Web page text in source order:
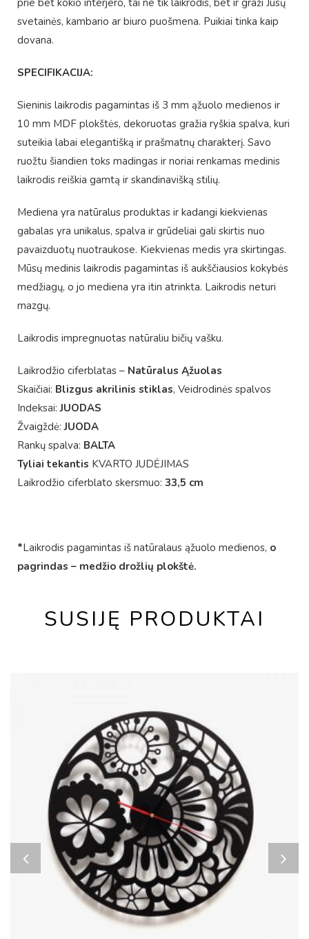
prie bet kokio interjero, tai ne tik laikrodis, bet ir graži Jūsų
svetainės, kambario ar biuro puošmena. Puikiai tinka kaip
dovana.
SPECIFIKACIJA:
Sieninis laikrodis pagamintas iš 3 mm ąžuolo medienos ir
10 mm MDF plokštės, dekoruotas gražia ryškia spalva, kuri
suteikia labai elegantišką ir prašmatnų charakterį. Savo
ruožtu šiandien toks madingas ir noriai renkamas medinis
laikrodis reiškia gamtą ir skandinavišką stilių.
Mediena yra natūralus produktas ir kadangi kiekvienas
gabalas yra unikalus, spalva ir grūdeliai gali skirtis nuo
pavaizduotų nuotraukose. Kiekvienas medis yra skirtingas.
Mūsų medinis laikrodis pagamintas iš aukščiausios kokybės
medžiagų, o jo mediena yra itin atrinkta. Laikrodis neturi
mazgų.
Laikrodis impregnuotas natūraliu bičių vašku.
Laikrodžio ciferblatas – Natūralus Ąžuolas
Skaičiai: Blizgus akrilinis stiklas, Veidrodinės spalvos
Indeksai:JUODAS
Žvaigždė:JUODA
Rankų spalva: BALTA
Tyliai tekantis KVARTO JUDĖJIMAS
Laikrodžio ciferblato skersmuo: 33,5 cm
*Laikrodis pagamintas iš natūralaus ąžuolo medienos, o
pagrindas – medžio drožlių plokštė.
SUSIJĘ PRODUKTAI